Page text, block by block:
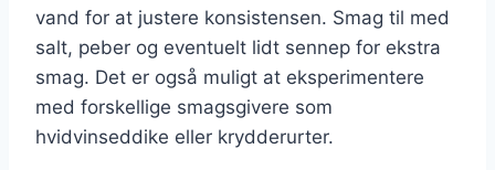
vand for at justere konsistensen. Smag til med
salt, peber og eventuelt lidt sennep for ekstra
smag. Det er også muligt at eksperimentere
med forskellige smagsgivere som
hvidvinseddike eller krydderurter.